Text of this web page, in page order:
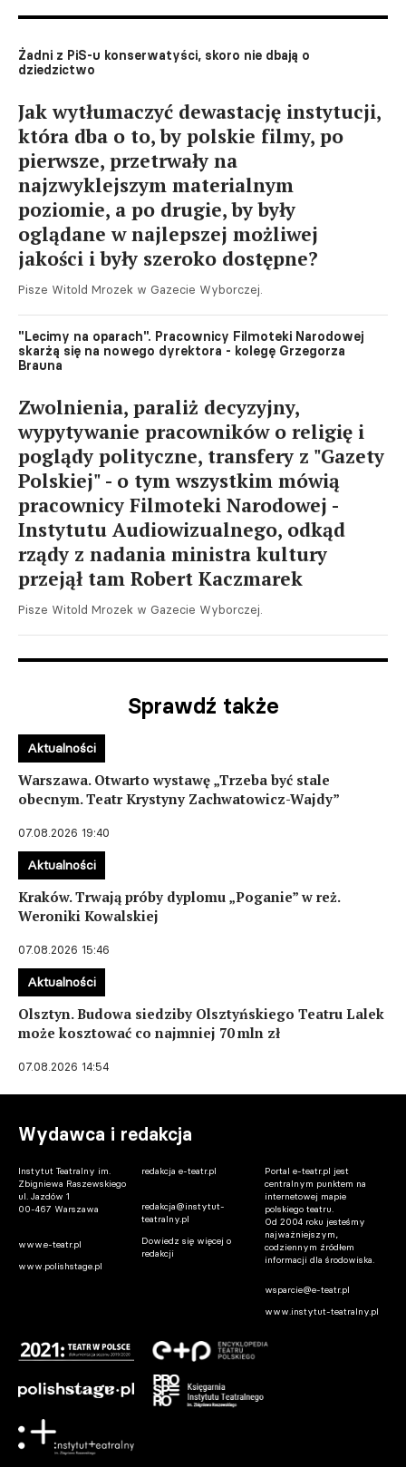
Żadni z PiS-u konserwatyści, skoro nie dbają o
dziedzictwo
Jak wytłumaczyć dewastację instytucji,
która dba o to, by polskie filmy, po
pierwsze, przetrwały na
najzwyklejszym materialnym
poziomie, a po drugie, by były
oglądane w najlepszej możliwej
jakości i były szeroko dostępne?
Pisze Witold Mrozek w Gazecie Wyborczej.
"Lecimy na oparach". Pracownicy Filmoteki Narodowej
skarżą się na nowego dyrektora - kolegę Grzegorza
Brauna
Zwolnienia, paraliż decyzyjny,
wypytywanie pracowników o religię i
poglądy polityczne, transfery z "Gazety
Polskiej" - o tym wszystkim mówią
pracownicy Filmoteki Narodowej -
Instytutu Audiowizualnego, odkąd
rządy z nadania ministra kultury
przejął tam Robert Kaczmarek
Pisze Witold Mrozek w Gazecie Wyborczej.
Sprawdź także
Warszawa. Otwarto wystawę „Trzeba być stale
obecnym. Teatr Krystyny Zachwatowicz-Wajdy”
07.08.2026 19:40
Aktualności
Kraków. Trwają próby dyplomu „Poganie” w reż.
Weroniki Kowalskiej
07.08.2026 15:46
Aktualności
Olsztyn. Budowa siedziby Olsztyńskiego Teatru Lalek
może kosztować co najmniej 70 mln zł
07.08.2026 14:54
Aktualności
Wydawca i redakcja
Instytut Teatralny im.
Zbigniewa Raszewskiego
ul. Jazdów 1
00-467 Warszawa
www.e-teatr.pl
www.polishstage.pl
redakcja e-teatr.pl
redakcja@instytut-
teatralny.pl
Dowiedz się więcej o
redakcji
Portal e-teatr.pl jest
centralnym punktem na
internetowej mapie
polskiego teatru.
Od 2004 roku jesteśmy
najważniejszym,
codziennym źródłem
informacji dla środowiska.
wsparcie@e-teatr.pl
www.instytut-teatralny.pl